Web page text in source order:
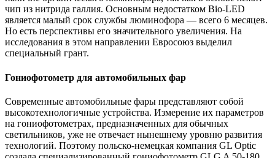
чип из нитрида галлия. Основным недостатком Bio-LED
является малый срок службы люминофора — всего 6 месяцев.
Но есть перспективы его значительного увеличения. На
исследования в этом направлении Евросоюз выделил
специальный грант.
Гониофотометр для автомобильных фар
Современные автомобильные фары представляют собой
высокотехнологичные устройства. Измерение их параметров
на гониофотометрах, предназначенных для обычных
светильников, уже не отвечает нынешнему уровню развития
технологий. Поэтому польско-немецкая компания GL Optic